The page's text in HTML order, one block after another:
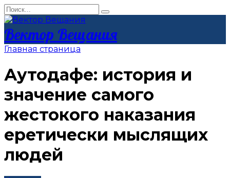
Перейти
к
контенту
Search
for:
Вектор Вещания
Главная страница
Аутодафе: история и
значение самого
жестокого наказания
еретически мыслящих
людей